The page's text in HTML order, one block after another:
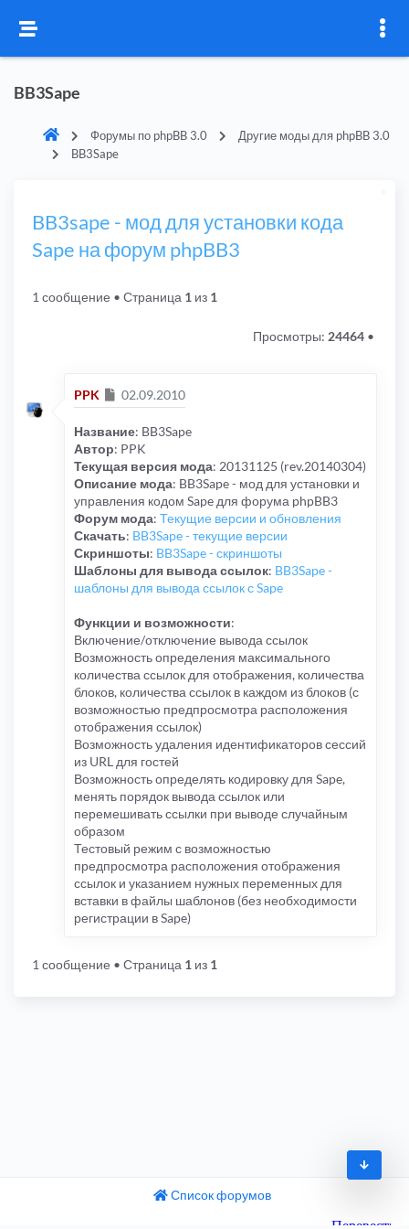
BB3Sape
Форумы по phpBB 3.0
Другие моды для phpBB 3.0
BB3Sape
BB3sape - мод для установки кода
Sape на форум phpBB3
1 сообщение • Страница 1 из 1
Просмотры: 24464 •
PPK Сообщение
02.09.2010
Название: BB3Sape
Автор: PPK
Текущая версия мода: 20131125 (rev.20140304)
Описание мода: BB3Sape - мод для установки и
управления кодом Sape для форума phpBB3
Форум мода: Текущие версии и обновления
Скачать: BB3Sape - текущие версии
Скриншоты: BB3Sape - скриншоты
Шаблоны для вывода ссылок: BB3Sape -
шаблоны для вывода ссылок с Sape
Функции и возможности:
Включение/отключение вывода ссылок
Возможность определения максимального
количества ссылок для отображения, количества
блоков, количества ссылок в каждом из блоков (с
возможностью предпросмотра расположения
отображения ссылок)
Возможность удаления идентификаторов сессий
из URL для гостей
Возможность определять кодировку для Sape,
менять порядок вывода ссылок или
перемешивать ссылки при выводе случайным
образом
Тестовый режим с возможностью
предпросмотра расположения отображения
ссылок и указанием нужных переменных для
вставки в файлы шаблонов (без необходимости
регистрации в Sape)
1 сообщение • Страница 1 из 1
Список форумов